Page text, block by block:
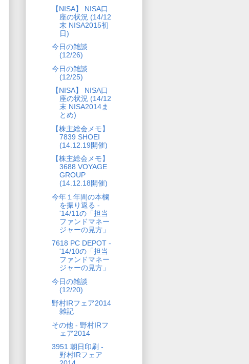
【NISA】 NISA口
座の状況 (14/12
末 NISA2015初
日)
今日の雑談
(12/26)
今日の雑談
(12/25)
【NISA】 NISA口
座の状況 (14/12
末 NISA2014ま
とめ)
【株主総会メモ】
7839 SHOEI
(14.12.19開催)
【株主総会メモ】
3688 VOYAGE
GROUP
(14.12.18開催)
今年１年間の本欄
を振り返る -
'14/11の「担当
ファンドマネー
ジャーの見方」
7618 PC DEPOT -
'14/10の「担当
ファンドマネー
ジャーの見方」
今日の雑談
(12/20)
野村IRフェア2014
雑記
その他 - 野村IRフ
ェア2014
3951 朝日印刷 -
野村IRフェア